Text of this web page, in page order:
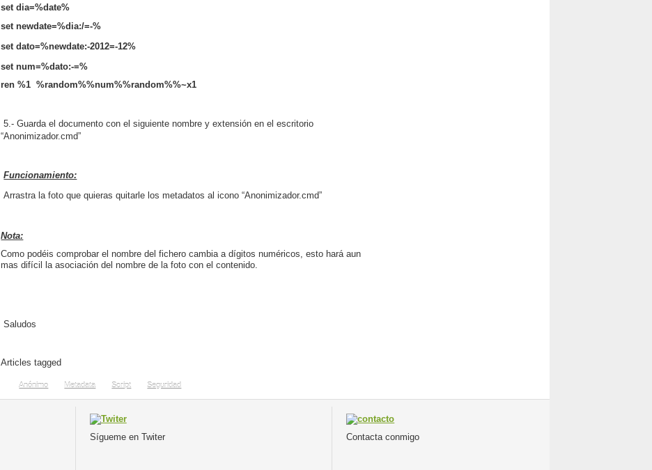
set dia=%date%
set newdate=%dia:/=-%
set dato=%newdate:-2012=-12%
set num=%dato:-=%
ren %1 %random%%num%%random%%~x1
5.- Guarda el documento con el siguiente nombre y extensión en el escritorio
“Anonimizador.cmd”
Funcionamiento:
Arrastra la foto que quieras quitarle los metadatos al icono “Anonimizador.cmd”
Nota:
Como podéis comprobar el nombre del fichero cambia a dígitos numéricos, esto hará aun
mas difícil la asociación del nombre de la foto con el contenido.
Saludos
Articles tagged
Anónimo Metadata Script Seguridad
Sígueme en Twiter Contacta conmigo